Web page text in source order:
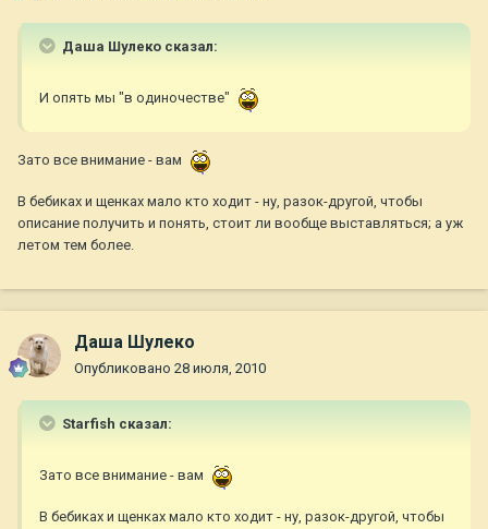
Даша Шулеко сказал:
И опять мы "в одиночестве"
Зато все внимание - вам
В бебиках и щенках мало кто ходит - ну, разок-другой, чтобы
описание получить и понять, стоит ли вообще выставляться; а уж
летом тем более.
Даша Шулеко
Опубликовано 28 июля, 2010
Starfish сказал:
Зато все внимание - вам
В бебиках и щенках мало кто ходит - ну, разок-другой, чтобы